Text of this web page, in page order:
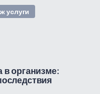
услуги
в организме: